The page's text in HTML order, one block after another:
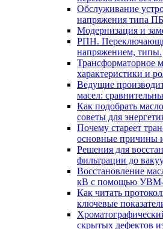
Обслуживание
напряжения типа
Модернизация и
РПН.
напряжением, типы.
Трансформаторное
характеристики и
Ведущие
масел:
Как подобрать
советы для
Почему стареет
основные причины
Решения для
фильтрации до
Восстановление
кВ с помощью УВМ-
Как читать
ключевые
скрытых дефектов